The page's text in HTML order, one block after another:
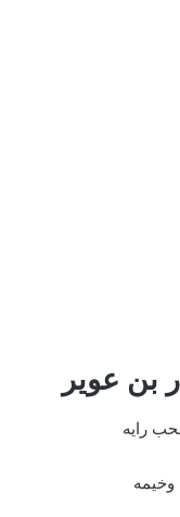
بن عوير
رايه
وخيمه